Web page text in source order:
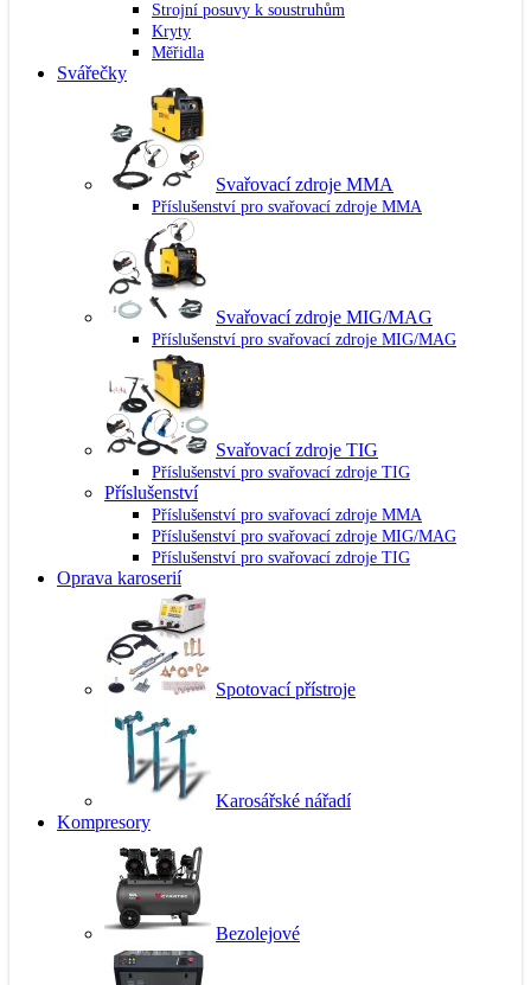
Strojní posuvy k soustruhům
Kryty
Měřidla
Svářečky
Svařovací zdroje MMA
Příslušenství pro svařovací zdroje MMA
Svařovací zdroje MIG/MAG
Příslušenství pro svařovací zdroje MIG/MAG
Svařovací zdroje TIG
Příslušenství pro svařovací zdroje TIG
Příslušenství
Příslušenství pro svařovací zdroje MMA
Příslušenství pro svařovací zdroje MIG/MAG
Příslušenství pro svařovací zdroje TIG
Oprava karoserií
Spotovací přístroje
Karosářské nářadí
Kompresory
Bezolejové